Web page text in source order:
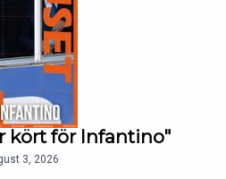
kört för Infantino"
3, 2026